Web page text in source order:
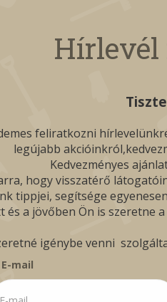
feliratkozni
legújabb
Kedvezményes
hogy visszatérő
tippjei, segítsége
és a jövőben Ön is szeretne
igénybe venni
E-mail